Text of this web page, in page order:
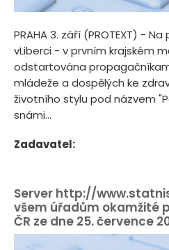
PRAHA 3. září (PROTEXT) -
vLiberci - v prvním krajském
odstartována
mládeže a dospělých ke
životního stylu pod názvem
snámi...
Zadavatel:
Server http://
všem úřadům okamžité
ČR ze dne 25. července